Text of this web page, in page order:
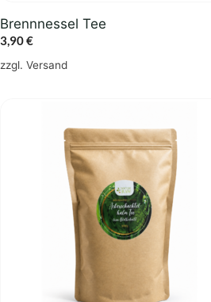
Brennnessel Tee
3,90€
zzgl. Versand